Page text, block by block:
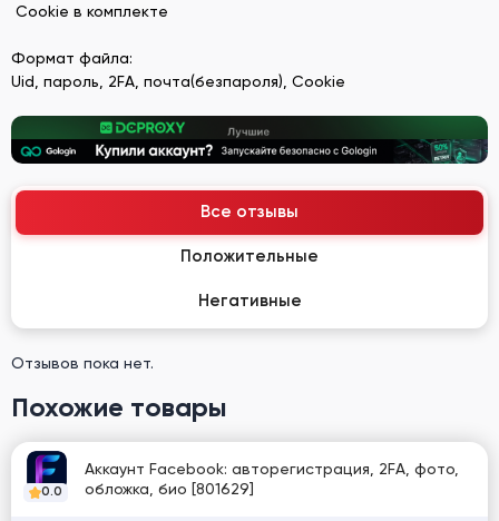
Cookie в комплекте
Формат файла:
Uid, пароль, 2FA, почта(безпароля), Cookie
Все отзывы
Положительные
Негативные
Отзывов пока нет.
Похожие товары
0.0
Аккаунт Facebook: авторегистрация, 2FA, фото,
обложка, био [801629]